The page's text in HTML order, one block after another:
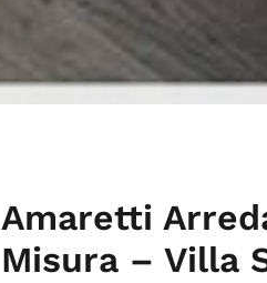
Amaretti
Misura – Villa